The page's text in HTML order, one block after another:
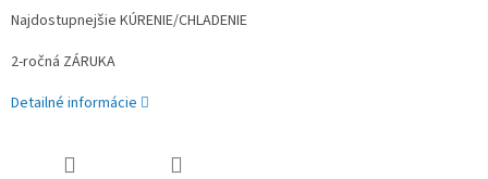
Najdostupnejšie KÚRENIE/CHLADENIE
2-ročná ZÁRUKA
Detailné informácie